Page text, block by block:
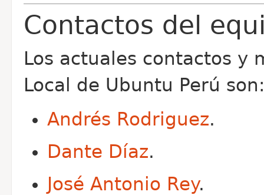
Contactos del
Los actuales contactos y
Local de Ubuntu Perú son:
Andrés Rodriguez.
Dante Díaz.
José Antonio Rey.